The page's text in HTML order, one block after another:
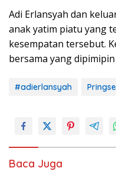
Adi Erlansyah dan
anak yatim piatu yang
kesempatan tersebut.
bersama yang
#adierlansyah
Baca Juga